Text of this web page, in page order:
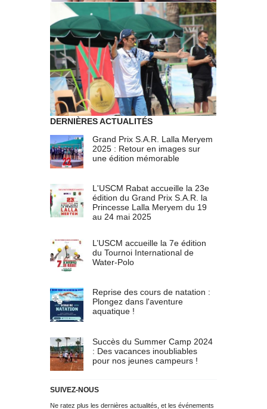
DERNIÈRES ACTUALITÉS
Grand Prix S.A.R. Lalla Meryem
2025 : Retour en images sur
une édition mémorable
L'USCM Rabat accueille la 23e
édition du Grand Prix S.A.R. la
Princesse Lalla Meryem du 19
au 24 mai 2025
L’USCM accueille la 7e édition
du Tournoi International de
Water-Polo
Reprise des cours de natation :
Plongez dans l'aventure
aquatique !
Succès du Summer Camp 2024
: Des vacances inoubliables
pour nos jeunes campeurs !
SUIVEZ-NOUS
Ne ratez plus les dernières actualités, et les événements